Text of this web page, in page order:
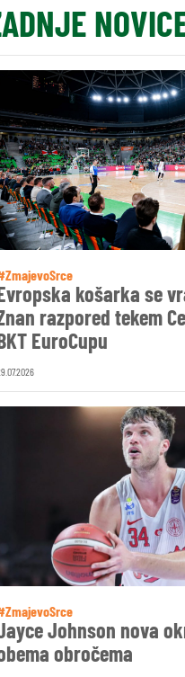
košarka se
razpored tekem
EuroCupu
Johnson nova
obročema